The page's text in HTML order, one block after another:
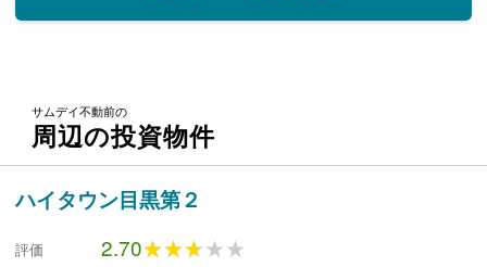
サムデイ不動前の
周辺の投資物件
ハイタウン目黒第２
評価 2.70★★★★★
★★★★★